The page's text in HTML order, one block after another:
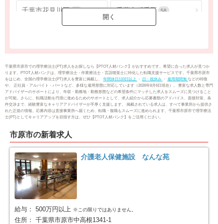
千葉市花見川区 千葉市稲毛区 58
市川市 88 船橋市 176
館山市 14 木更津市 20
松戸市 137
茂原市 22 成田市 15
佐倉市 49
千葉県市原市での理学療法士(PT)求人をお探しなら【PTOT人材バンク】がおすすめです。希望に合った求人が見つか
ります。PTOT人材バンクは、理学療法士・作業療法士・言語聴覚士に特化した転職支援サービスです。千葉県市原市
をはじめ、全国の理学療法士(PT)求人を豊富に掲載し、 年間休日110日以上 ・ 日・祝休み ・ 雇用期間無 などの特徴
や、 正社員・アルバイト・パートなど、多様な雇用形態に対応しています（2026年8月6日現在）。 豊富な求人数と専門
アドバイザーのサポートにより、年収・勤務地・勤務形態などの希望条件にマッチした求人をスムーズに見つけること
が可能。さらに、転職活動を円滑に進めるためのサポートとして、求人紹介から応募書類のアドバイス、面接対策、条
件交渉まで、経験豊富なキャリアアドバイザーが手厚く支援します。 掲載されている求人は、すべて事業所から提供さ
れた正規の情報。応募内容は直接事業所へ届くため、転職・復職もスムーズに進められます。千葉県市原市で理学療法
士(PT)としてキャリアアップを目指す方は、ぜひ【PTOT人材バンク】をご活用ください。
市原市の新着求人
介護老人保健施設 なんな苑
給与： 500万円以上 ※この限りではありません。
住所： 千葉県市原市中高根1341-1